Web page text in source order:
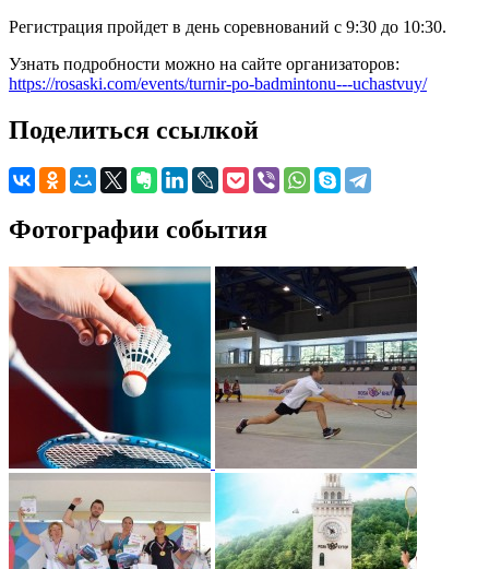
Регистрация пройдет в день соревнований с 9:30 до 10:30.
Узнать подробности можно на сайте организаторов:
https://rosaski.com/events/turnir-po-badmintonu---uchastvuy/
Поделиться ссылкой
Фотографии события